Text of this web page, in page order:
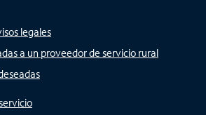
legales
a un proveedor de servicio rural